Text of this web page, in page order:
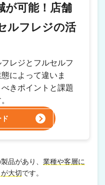
が可能！店舗
ルフレジの活
レジとフルセルフ
によって違いま
きポイントと課題
品があり、 業種や客層に
大切です。